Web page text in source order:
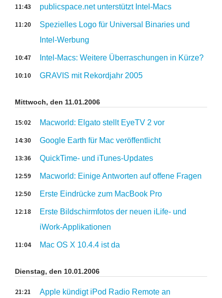
publicspace.net unterstützt Intel-Macs
11:43
Spezielles Logo für Universal Binaries und
Intel-Werbung
11:20
Intel-Macs: Weitere Überraschungen in Kürze?
10:47
GRAVIS mit Rekordjahr 2005
10:10
Mittwoch, den 11.01.2006
Macworld: Elgato stellt EyeTV 2 vor
15:02
Google Earth für Mac veröffentlicht
14:30
QuickTime- und iTunes-Updates
13:36
Macworld: Einige Antworten auf offene Fragen
12:59
Erste Eindrücke zum MacBook Pro
12:50
Erste Bildschirmfotos der neuen iLife- und
iWork-Applikationen
12:18
Mac OS X 10.4.4 ist da
11:04
Dienstag, den 10.01.2006
Apple kündigt iPod Radio Remote an
21:21